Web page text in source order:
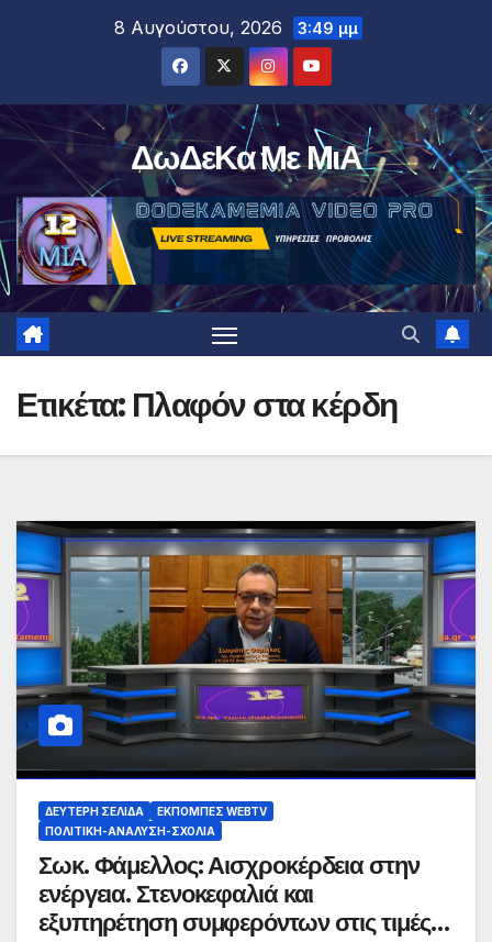
8 Αυγούστου, 2026 3:49 μμ
ΔωΔεΚα Με ΜιΑ
Ετικέτα: Πλαφόν στα κέρδη
ΔΕΎΤΕΡΗ ΣΕΛΊΔΑ
ΕΚΠΟΜΠΈΣ WEBTV
ΠΟΛΙΤΙΚΉ-ΑΝΆΛΥΣΗ-ΣΧΌΛΙΑ
Σωκ. Φάμελλος: Αισχροκέρδεια στην
ενέργεια. Στενοκεφαλιά και
εξυπηρέτηση συμφερόντων στις τιμές